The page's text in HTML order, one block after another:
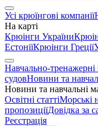
Усі крюїнгові компанії
На карті
Крюінги України
ЕстоніїКрюінги Греції
Навчально-тренажерні
судовНовини та
Новини та навчальні
Освітні статтіМорські
пропозиціїДовідка за
Реєстрація